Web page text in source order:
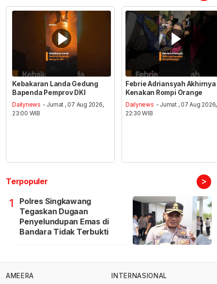
Kebakaran Landa Gedung
Bapenda Pemprov DKI
Dailynews - Jumat , 07 Aug 2026,
23:00 WIB
Febrie Adriansyah Akhirnya
Kenakan Rompi Orange
Dailynews - Jumat , 07 Aug 2026,
22:30 WIB
Terpopuler >
1
Polres Singkawang
Tegaskan Dugaan
Penyelundupan Emas di
Bandara Tidak Terbukti
AMEERA
INTERNASIONAL